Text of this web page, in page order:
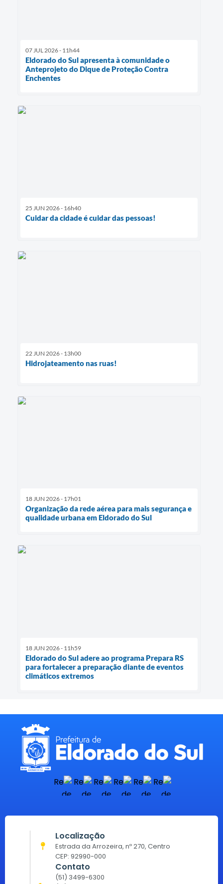
07 JUL 2026 - 11h44
Eldorado do Sul apresenta à comunidade o
Anteprojeto do Dique de Proteção Contra
Enchentes
25 JUN 2026 - 16h40
Cuidar da cidade é cuidar das pessoas!
22 JUN 2026 - 13h00
Hidrojateamento nas ruas!
18 JUN 2026 - 17h01
Organização da rede aérea para mais segurança e
qualidade urbana em Eldorado do Sul
18 JUN 2026 - 11h59
Eldorado do Sul adere ao programa Prepara RS
para fortalecer a preparação diante de eventos
climáticos extremos
Localização
Estrada da Arrozeira, nº 270, Centro
CEP: 92990-000
Contato
(51) 3499-6300